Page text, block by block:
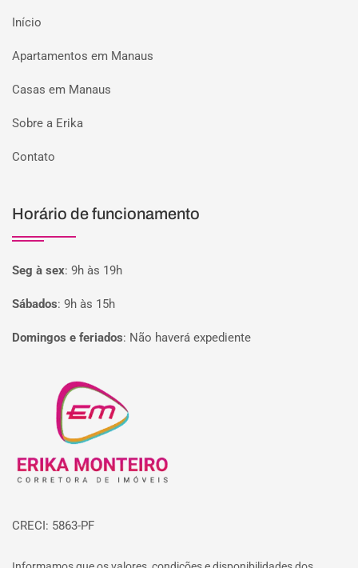
Início
Apartamentos em Manaus
Casas em Manaus
Sobre a Erika
Contato
Horário de funcionamento
Seg à sex: 9h às 19h
Sábados: 9h às 15h
Domingos e feriados: Não haverá expediente
Página inicial
CRECI: 5863-PF